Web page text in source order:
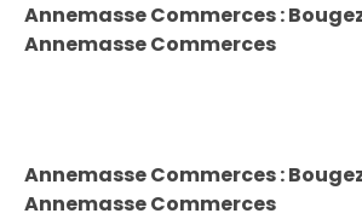
Annemasse Commerces :
Annemasse Commerces
Annemasse Commerces :
Annemasse Commerces